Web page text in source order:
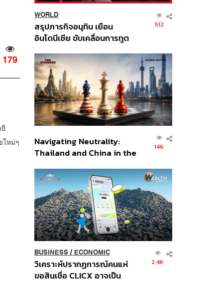
179
ใหม่ๆ
WORLD
สรุปภารกิจอนุทิน เยือน
อินโดนีเซีย ขับเคลื่อนการทูต
ส่วนยุทธศาสตร์ไทย –
อินโดนีเซีย
512
Navigating Neutrality:
Thailand and China in the
Order
146
BUSINESS/ ECONOMIC
วิเคราะห์ปรากฏการณ์คนแห่
ขอสินเชื่อ CLICX อาจเป็น
2.4K